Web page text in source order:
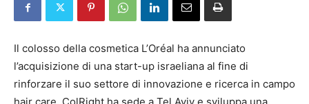
Il colosso della cosmetica L’Oréal ha annunciato
l’acquisizione di una start-up israeliana al fine di
rinforzare il suo settore di innovazione e ricerca in campo